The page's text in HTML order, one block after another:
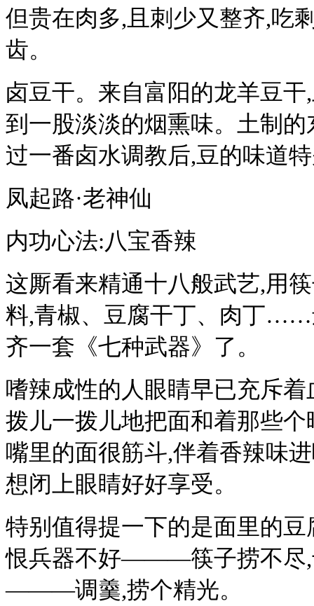
但贵在肉多,且刺少又整齐,吃
齿。
卤豆干。来自富阳的龙羊豆
到一股淡淡的烟熏味。土制
过一番卤水调教后,豆的味道
凤起路·老神仙
内功心法:八宝香辣
这厮看来精通十八般武艺,用
料,青椒、豆腐干丁、肉丁……
齐一套《七种武器》了。
嗜辣成性的人眼睛早已充斥
拨儿一拨儿地把面和着那些
嘴里的面很筋斗,伴着香辣味
想闭上眼睛好好享受。
特别值得提一下的是面里的
恨兵器不好———筷子捞不尽,
———调羹,捞个精光。